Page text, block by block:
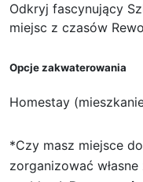
Odkryj fascynujący
miejsc z czasów
Opcje zakwaterowania
Homestay
*Czy masz miejsce
zorganizować